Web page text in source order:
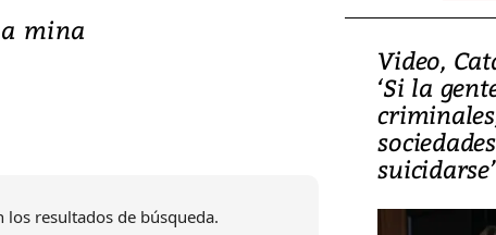
mina
los resultados de búsqueda.
Video,
‘Si la
suicidarse’